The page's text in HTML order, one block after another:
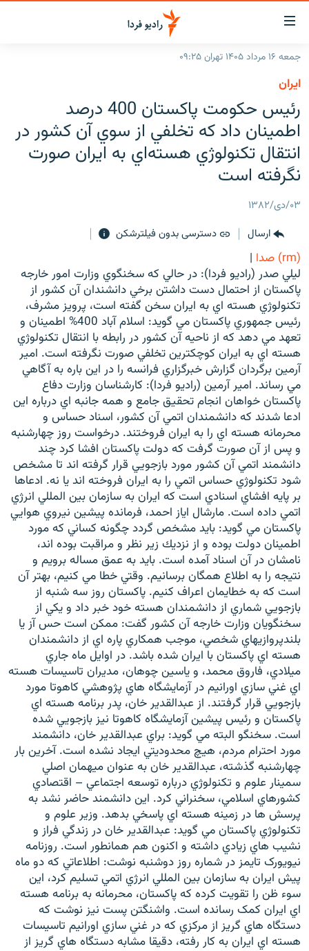
لینک‌های
قابلیت
دسترسی
بازگشت
منوی
اصلی
رفتن
صفحه
جستجو
جهان
رادیو
انتخاب کنید و بشنوید
برنامه‌های رادیویی
پادکست
چندرسانه‌ای
English
به ما بپیوندید
زبان‌های دیگر
جمعه ۱۶ مرداد ۱۴۰۵ تهران ۰۹:۲۵
ايران
رئيس حکومت پاکستان 400 درصد
اطمينان داد که تخلفي از سوي آن کشور در
انتقال تکنولوژي هسته‌اي به ايران صورت
نگرفته است
۰۳/دی/۱۳۸۲
ارسال
دسترسی بدون فیلترشکن
(rm) صدا
|
ليلي صدر (راديو فردا): در حالي كه سخنگوي وزارت امور خارجه
پاكستان از احتمال دست داشتن برخي دانشندان آن كشور از
تكنولوژي هسته اي به ايران سخن گفته است، پرويز مشرف،
رئيس جمهوري پاكستان مي گويد: اسلام آباد 400% اطمينان و
تعهد مي دهد كه از ناحيه آن كشور در رابطه با انتقال تكنولوژي
هسته اي به ايران كوچكترين تخلفي صورت نگرفته است. امير
آرمين برگردان گزارش خبرگزاري فرانسه را در اين باره به آگاهي
مي رساند. امير آرمين (راديو فردا): كارشناسان وزارت دفاع
پاكستان خواهان انجام تحقيق جامع و همه جانبه اي درباره اين
ادعا شدند كه دانشمندان اتمي آن كشور، اسناد حساس و
محرمانه هسته اي را به ايران فروختند. درخواست روز چهارشنبه
و پس از آن صورت گرفت كه دولت پاكستان افشا كرد چند
دانشمند اتمي آن كشور مورد بازجويي قرار گرفته اند تا مشخص
شود تكنولوژي حساس اتمي را به ايران فروخته اند يا نه. ادعاها
بر پايه افشاي اسنادي است كه ايران به سازمان بين المللي انرژي
اتمي داده است. مارشال اياز احمد، فرمانده پيشين نيروي هوايي
پاكستان مي گويد: بايد مشخص گردد چگونه كساني كه مورد
اطمينان دولت بوده و از نزديك زير نظر و مراقبت بوده اند،
نامشان در آن اسناد آمده است. بايد به عمق مساله برويم و
نتيجه را به اطلاع همگان برسانيم. وقتي خطا مي كنيم، بهتر آن
است كه به خطايمان اعراف كنيم. پاكستان روز سه شنبه از
بازجويي شماري از دانشمندان هسته خود خبر داد و يكي از
سخنگويان وزارت خارجه آن كشور گفت: ممكن است حس آز يا
بلندپروازيهاي شخصي، موجب همكاري پاره اي از دانشمندان
هسته اي پاكستان با ايران شده باشد. در اوايل ماه جاري
ميلادي، فاروق محمد، و ياسين چوهان، مديران تاسيسات هسته
اي غني سازي اورانيم در آزمايشگاه هاي پژوهشي کاهوتا مورد
بازجويي قرار گرفتند. از عبدالقدير خان، پدر برنامه هسته اي
پاکستان و رئيس پيشين آزمايشگاه کاهوتا نيز بازجويي شده
است. سخنگو البته مي گويد: براي عبدالقدير خان، دانشمند
مورد احترام مردم، هيچ محدوديتي ايجاد نشده است. آخرين بار
چهارشنبه گذشته، عبدالقدير خان به عنوان ميهمان اصلي
سمينار علوم و تکنولوژي درباره توسعه اجتماعي – اقتصادي
کشورهاي اسلامي، سخنراني کرد. اين دانشمند حاضر نشد به
پرسش ها در زمينه هسته اي پاسخي بدهد. وزير علوم و
تکنولوژي پاکستان مي گويد: عبدالقدير خان در زندگي فراز و
نشيب هاي زيادي داشته و اکنون هم همانطور است. روزنامه
نيويورک تايمز در شماره روز دوشنبه نوشت: اطلاعاتي که دو ماه
پيش ايران به سازمان بين المللي انرژي اتمي تسليم کرد، اين
سوء ظن را تقويت کرده که پاکستان، محرمانه به برنامه هسته
اي ايران کمک رسانده است. واشنگتن پست نيز نوشت که
دستگاه هاي گريز از مرکزي که در غني سازي اورانيم تاسيسات
هسته اي ايران به کار رفته، دقيقا مشابه دستگاه هاي گريز از